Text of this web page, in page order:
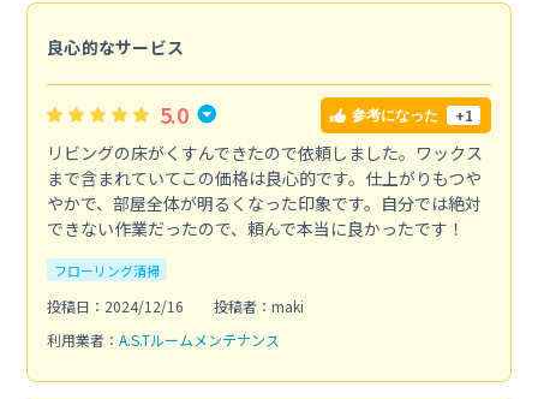
良心的なサービス
5.0 参考になった +1
リビングの床がくすんできたので依頼しました。ワックス
まで含まれていてこの価格は良心的です。仕上がりもつや
やかで、部屋全体が明るくなった印象です。自分では絶対
できない作業だったので、頼んで本当に良かったです！
フローリング清掃
投稿日：2024/12/16
投稿者：maki
利用業者： A.S.Tルームメンテナンス